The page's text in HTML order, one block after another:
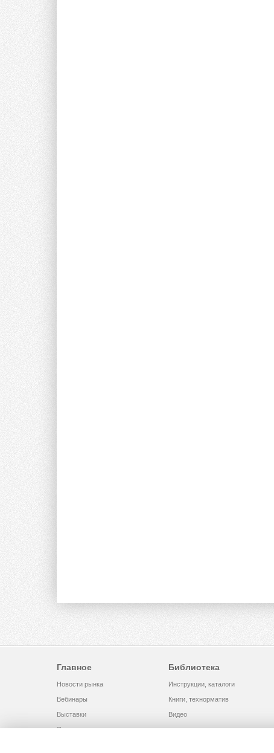
Главное
Новости рынка
Вебинары
Выставки
Помощь
Библиотека
Инструкции, каталоги
Книги, технорматив
Видео